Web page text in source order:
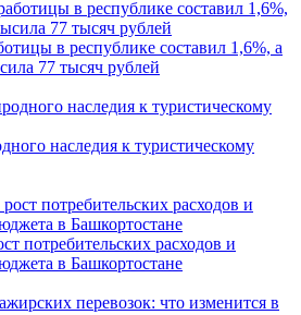
в республике составил 1,6%, а
77 тысяч рублей
наследия к туристическому
потребительских расходов и
в Башкортостане